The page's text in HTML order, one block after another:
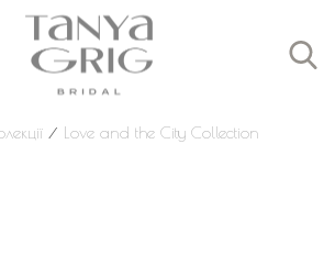
⁄ Love and the City Collection